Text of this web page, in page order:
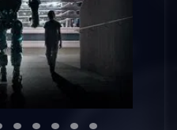
que es un gran